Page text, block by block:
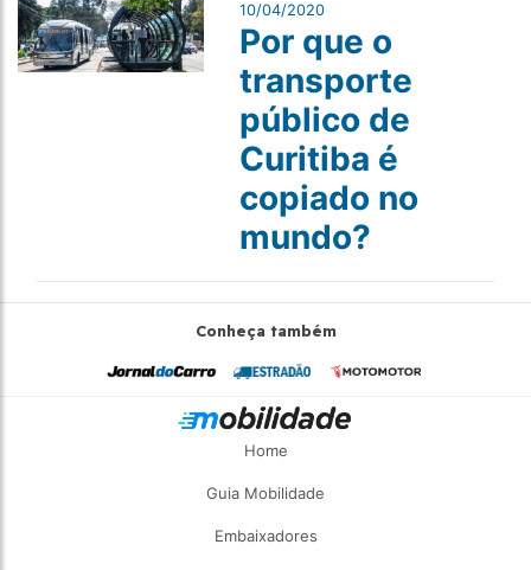
10/04/2020
Por que o
transporte
público de
Curitiba é
copiado no
mundo?
Conheça também
Home
Guia Mobilidade
Embaixadores